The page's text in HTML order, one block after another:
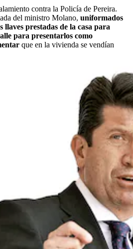
contra la Policía de Pereira.
del ministro Molano, uniformados
llaves prestadas de la casa para
para presentarlos como
que en la vivienda se vendían